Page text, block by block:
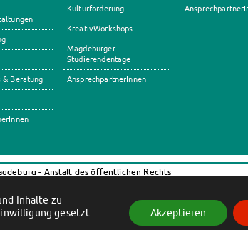
& Beratung
Kulturförderung
KreativWorkshops
Magdeburger
Studierendentage
AnsprechpartnerInnen
- Anstalt des öffentlichen Rechts
Erklärung zur Barrierefreiheit
Inhalte zu
gesetzt
Akzeptieren